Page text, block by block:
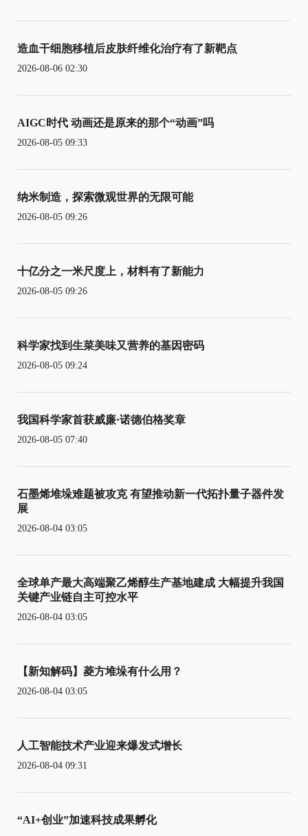
造血干细胞移植后皮肤纤维化治疗有了新靶点
2026-08-06 02:30
AIGC时代 动画还是原来的那个“动画”吗
2026-08-05 09:33
纳米制造，探索微观世界的无限可能
2026-08-05 09:26
十亿分之一米尺度上，材料有了新能力
2026-08-05 09:26
科学家找到生菜美味又营养的基因密码
2026-08-05 09:24
我国科学家首获威廉·诺德伯格奖章
2026-08-05 07:40
石墨烯堆垛难题被攻克 有望推动新一代拓扑量子器件发
展
2026-08-04 03:05
全球单产最大高端聚乙烯醇生产基地建成 大幅提升我国
关键产业链自主可控水平
2026-08-04 03:05
【新知解码】菱方堆垛有什么用？
2026-08-04 03:05
人工智能技术产业迎来爆发式增长
2026-08-04 09:31
“AI+创业”加速科技成果孵化